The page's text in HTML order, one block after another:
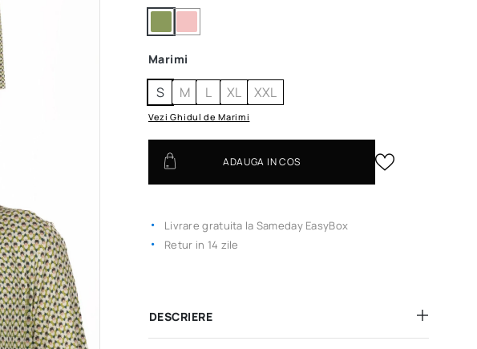
Marimi
S M L XL XXL
Vezi Ghidul de Marimi
ADAUGA IN COS
Livrare gratuita la Sameday EasyBox
Retur in 14 zile
DESCRIERE